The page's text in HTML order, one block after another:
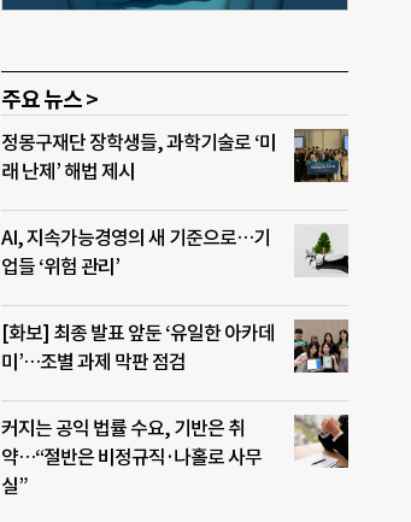
주요 뉴스 >
정몽구재단 장학생들, 과학기술로 ‘미
래 난제’ 해법 제시
AI, 지속가능경영의 새 기준으로…기
업들 ‘위험 관리’
[화보] 최종 발표 앞둔 ‘유일한 아카데
미’…조별 과제 막판 점검
커지는 공익 법률 수요, 기반은 취
약…“절반은 비정규직·나홀로 사무
실”